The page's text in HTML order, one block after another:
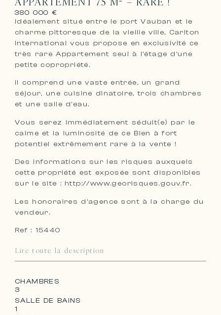
380 000 €
Idéalement situé entre le port Vauban et le
charme pittoresque de la vieille ville, Carlton
International vous propose en exclusivité ce
très rare Appartement seul à l’étage d’une
petite copropriété.
Il comprend une vaste entrée, un grand
séjour, une cuisine dinatoire, trois chambres
et une salle d’eau.
Vous serez immédiatement séduit(e) par le
calme et la luminosité de ce Bien à fort
potentiel extrêmement rare à la vente !
Des informations sur les risques auxquels
cette propriété est exposée sont disponibles
sur le site : http://www.georisques.gouv.fr.
Les honoraires d’agence sont à la charge du
vendeur.
Ref : 15440
Lire toute la description
CHAMBRES
3
SALLE DE BAINS
1